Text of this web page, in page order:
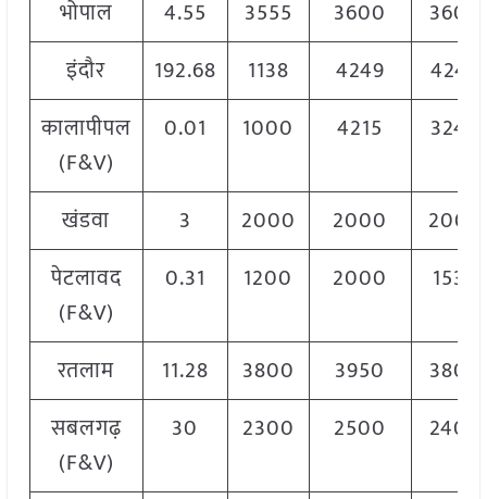
भोपाल
4.55 3555 3600
3600
इंदौर
192.68 1138 4249
4249
कालापीपल
(F&V)
0.01 1000 4215 3240
खंडवा 3 2000 2000
2000
पेटलावद
(F&V)
0.31 1200 2000 1537
रतलाम 11.28 3800 3950
3800
सबलगढ़
(F&V)
30 2300 2500 2400